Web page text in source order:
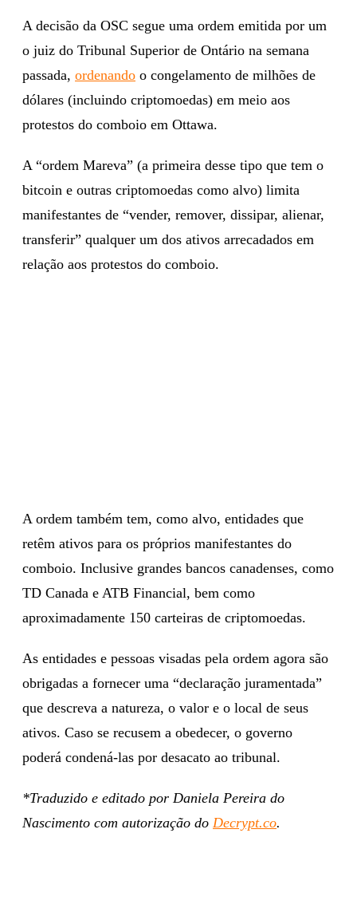
A decisão da OSC segue uma ordem emitida por um
o juiz do Tribunal Superior de Ontário na semana
passada, ordenando o congelamento de milhões de
dólares (incluindo criptomoedas) em meio aos
protestos do comboio em Ottawa.
A “ordem Mareva” (a primeira desse tipo que tem o
bitcoin e outras criptomoedas como alvo) limita
manifestantes de “vender, remover, dissipar, alienar,
transferir” qualquer um dos ativos arrecadados em
relação aos protestos do comboio.
A ordem também tem, como alvo, entidades que
retêm ativos para os próprios manifestantes do
comboio. Inclusive grandes bancos canadenses, como
TD Canada e ATB Financial, bem como
aproximadamente 150 carteiras de criptomoedas.
As entidades e pessoas visadas pela ordem agora são
obrigadas a fornecer uma “declaração juramentada”
que descreva a natureza, o valor e o local de seus
ativos. Caso se recusem a obedecer, o governo
poderá condená-las por desacato ao tribunal.
*Traduzido e editado por Daniela Pereira do
Nascimento com autorização do Decrypt.co.